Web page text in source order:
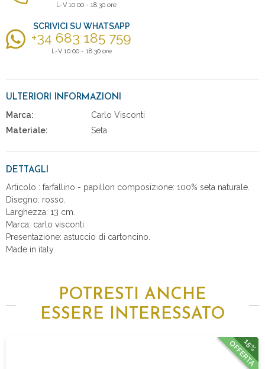
L-V 10:00 - 18:30 ore
SCRIVICI SU WHATSAPP
+34 683 185 759
L-V 10:00 - 18:30 ore
ULTERIORI INFORMAZIONI
Marca:
Carlo Visconti
Materiale:
Seta
DETTAGLI
Articolo : farfallino - papillon composizione: 100% seta naturale.
Disegno: rosso.
Larghezza: 13 cm.
Marca: carlo visconti.
Presentazione: astuccio di cartoncino.
Made in italy.
POTRESTI ANCHE
ESSERE INTERESSATO
15%
OFFERTA